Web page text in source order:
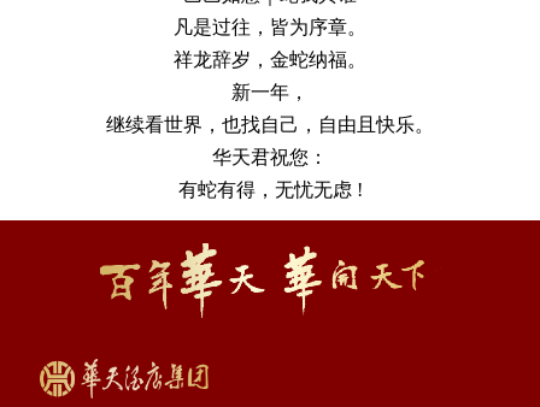
凡是过往，皆为序章。
祥龙辞岁，金蛇纳福。
新一年，
继续看世界，也找自己，自由且快乐。
华天君祝您：
有蛇有得，无忧无虑 !